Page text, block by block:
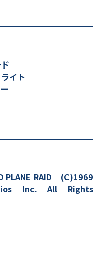
イト
PLANE RAID (C)1969
Inc. All Rights